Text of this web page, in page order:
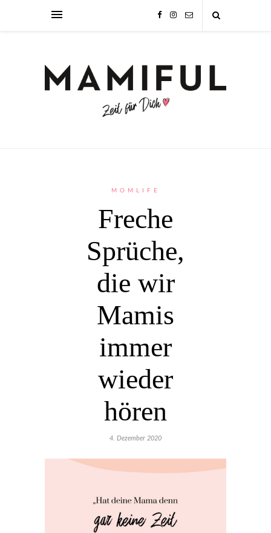
MOMLIFE
Freche
Sprüche,
die wir
Mamis
immer
wieder
hören
4. Dezember 2020